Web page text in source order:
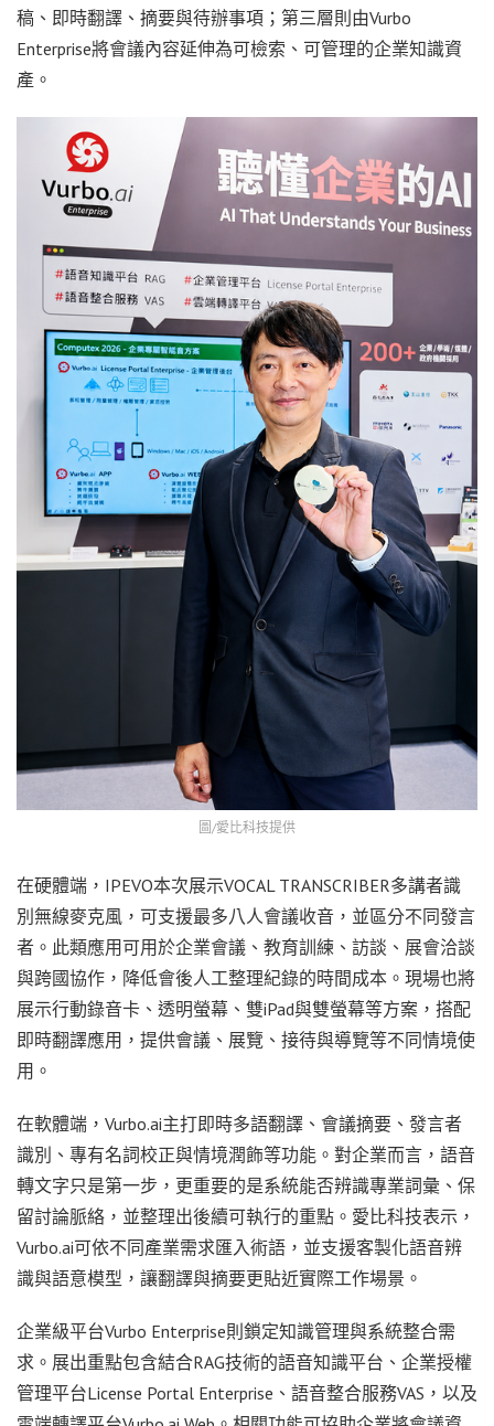
稿、即時翻譯、摘要與待辦事項；第三層則由Vurbo
Enterprise將會議內容延伸為可檢索、可管理的企業知識資
產。
圖/愛比科技提供
在硬體端，IPEVO本次展示VOCAL TRANSCRIBER多講者識
別無線麥克風，可支援最多八人會議收音，並區分不同發言
者。此類應用可用於企業會議、教育訓練、訪談、展會洽談
與跨國協作，降低會後人工整理紀錄的時間成本。現場也將
展示行動錄音卡、透明螢幕、雙iPad與雙螢幕等方案，搭配
即時翻譯應用，提供會議、展覽、接待與導覽等不同情境使
用。
在軟體端，Vurbo.ai主打即時多語翻譯、會議摘要、發言者
識別、專有名詞校正與情境潤飾等功能。對企業而言，語音
轉文字只是第一步，更重要的是系統能否辨識專業詞彙、保
留討論脈絡，並整理出後續可執行的重點。愛比科技表示，
Vurbo.ai可依不同產業需求匯入術語，並支援客製化語音辨
識與語意模型，讓翻譯與摘要更貼近實際工作場景。
企業級平台Vurbo Enterprise則鎖定知識管理與系統整合需
求。展出重點包含結合RAG技術的語音知識平台、企業授權
管理平台License Portal Enterprise、語音整合服務VAS，以及